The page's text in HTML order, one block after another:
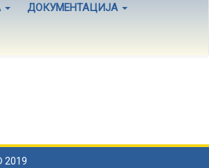
ДОКУМЕНТАЦИЈА
2019